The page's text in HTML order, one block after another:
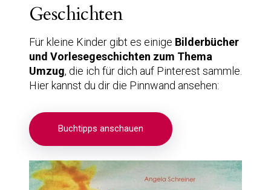
Geschichten
Für kleine Kinder gibt es einige Bilderbücher
und Vorlesegeschichten zum Thema
Umzug, die ich für dich auf Pinterest sammle.
Hier kannst du dir die Pinnwand ansehen:
Buchtipps anschauen